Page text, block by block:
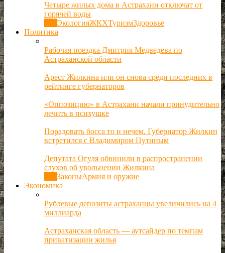
Четыре жилых дома в Астрахани отключат от
горячей воды
ЭкологияЖКХТуризмЗдоровье
Политика
Рабочая поездка Дмитрия Медведева по
Астраханской области
Арест Жилкина или он снова среди последних в
рейтинге губернаторов
«Оппозицию» в Астрахани начали принудительно
лечить в психушке
Порадовать босса то и нечем. Губернатор Жилкин
встретился с Владимиром Путиным
Депутата Огуля обвинили в распространении
слухов об увольнении Жилкина
ЗаконыАрмия и оружие
Экономика
Рублевые депозиты астраханцы увеличились на 4
миллиарда
Астраханская область — аутсайдер по темпам
приватизации жилья